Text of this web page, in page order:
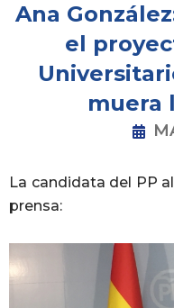
Ana
el
muera
La candidata del PP
prensa: